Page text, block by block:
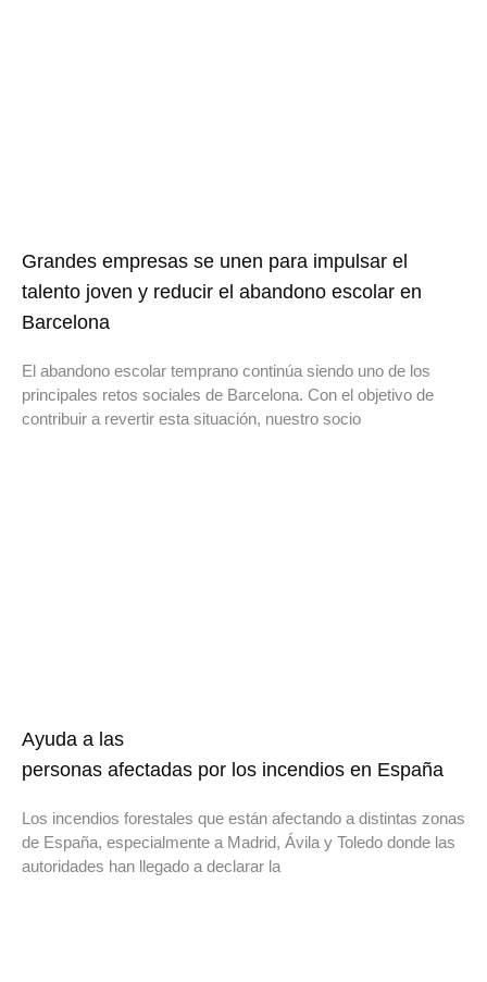
Grandes empresas se unen para impulsar el
talento joven y reducir el abandono escolar en
Barcelona
El abandono escolar temprano continúa siendo uno de los
principales retos sociales de Barcelona. Con el objetivo de
contribuir a revertir esta situación, nuestro socio
Ayuda a las
personas afectadas por los incendios en España
Los incendios forestales que están afectando a distintas zonas
de España, especialmente a Madrid, Ávila y Toledo donde las
autoridades han llegado a declarar la